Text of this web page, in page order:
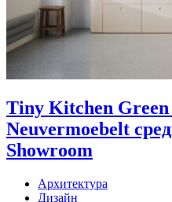
Tiny Kitchen
Neuvermoebelt
Showroom
Архитектура
Дизайн